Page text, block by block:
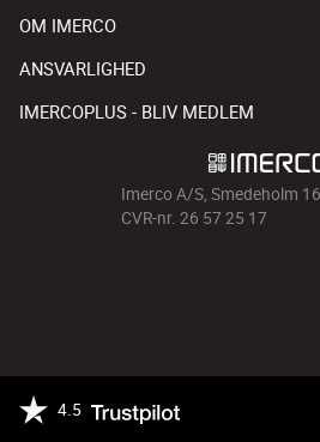
OM IMERCO
ANSVARLIGHED
IMERCOPLUS - BLIV MEDLEM
Imerco A/S, Smedeholm
CVR-nr. 26 57 25 17
4.5